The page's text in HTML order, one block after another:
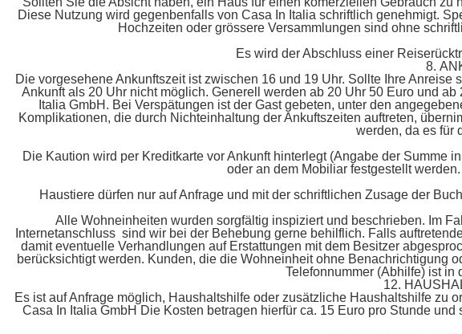
Diese Nutzung wird gegenbenfalls von Casa In Italia schriftlich genehmigt.
Hochzeiten oder grössere Versammlungen sind ohne
Es wird der Abschluss einer
8.
Die vorgesehene Ankunftszeit ist zwischen 16 und 19 Uhr. Sollte Ihre
Ankunft als 20 Uhr nicht möglich. Generell werden ab 20 Uhr 50 Euro und
Italia GmbH. Bei Verspätungen ist der Gast gebeten, unter den
Komplikationen, die durch Nichteinhaltung der Ankuftszeiten auftreten,
werden, da es für
Die Kaution wird per Kreditkarte vor Ankunft hinterlegt (Angabe der Summe
oder an dem Mobiliar festgestellt
Haustiere dürfen nur auf Anfrage und mit der schriftlichen Zusage der
Alle Wohneinheiten wurden sorgfältig inspiziert und beschrieben. Im
Internetanschluss sind wir bei der Behebung gerne behilflich. Falls
damit eventuelle Verhandlungen auf Erstattungen mit dem Besitzer
berücksichtigt werden. Kunden, die die Wohneinheit ohne Benachrichtigung
Telefonnummer (Abhilfe) ist in
12.
Es ist auf Anfrage möglich, Haushaltshilfe oder zusätzliche Haushaltshilfe
Casa In Italia GmbH Die Kosten betragen hierfür ca. 15 Euro pro Stunde